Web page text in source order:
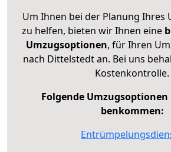
Um Ihnen bei der Planung Ihres
zu helfen, bieten wir Ihnen eine
Umzugsoptionen, für Ihren
nach Dittelstedt an. Bei uns
Kostenkontrolle.
Folgende Umzugsoptionen
benkommen: